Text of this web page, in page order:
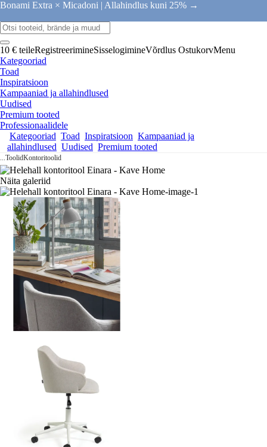
Bonami Extra × Micadoni | Allahindlus kuni 25% →
10 € teileRegistreerimineSisselogimineVõrdlus OstukorvMenu
Kategooriad
Toad
Inspiratsioon
Kampaaniad ja allahindlused
Uudised
Premium tooted
Professionaalidele
Kategooriad Toad Inspiratsioon Kampaaniad ja
allahindlused Uudised Premium tooted
...ToolidKontoritoolid
Näita galeriid